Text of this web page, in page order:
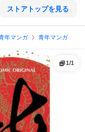
ストアトップを見る
年マンガ 青年マンガ
1/1